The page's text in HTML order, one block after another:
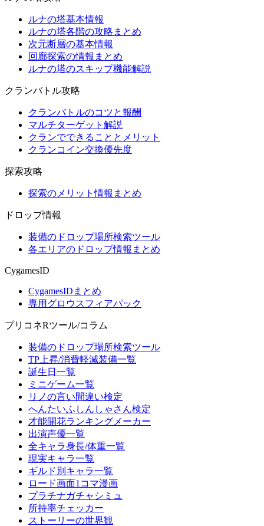
ルナの塔基本情報
ルナの塔各階の攻略まとめ
次元断層の基本情報
回廊探索の情報まとめ
ルナの塔のスキップ機能解説
クランバトル攻略
クランバトルのコツと報酬
マルチターゲット解説
クランでできることとメリット
クランコイン交換優先度
探索攻略
探索のメリット情報まとめ
ドロップ情報
装備のドロップ場所検索ツール
各エリアのドロップ情報まとめ
CygamesID
CygamesIDまとめ
専用グロウスフィアパック
プリコネRツール/コラム
装備のドロップ場所検索ツール
TP上昇/消費軽減装備一覧
誕生日一覧
ミニゲーム一覧
リノの言い間違い検定
へんたいふしんしゃさん検定
才能開花ランキングメーカー
出演声優一覧
全キャラ身長/体重一覧
現実キャラ一覧
ギルド別キャラ一覧
ロード画面1コマ漫画
プラチナガチャシミュ
所持率チェッカー
ストーリーの世界観